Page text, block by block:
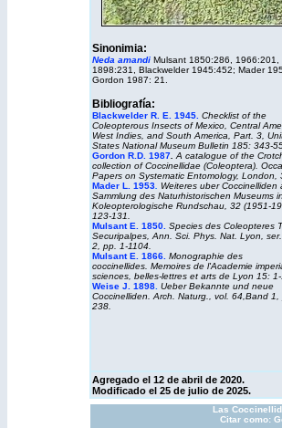
Sinonimia:
Neda amandi Mulsant 1850:286, 1966:201,
1898:231, Blackwelder 1945:452; Mader
Gordon 1987: 21.
Bibliografía:
Blackwelder R. E. 1945. Checklist of the
Coleopterous Insects of Mexico, Central
West Indies, and South America, Part. 3,
States National Museum Bulletin 185: 343-
Gordon R.D. 1987. A catalogue of the
collection of Coccinellidae (Coleoptera).
Papers on Systematic Entomology, London,
Mader L. 1953.
Weiteres uber Coccinelliden
Sammlung des Naturhistorischen Museums
Koleopterologische Rundschau, 32 (1951-
123-131.
Mulsant E. 1850. Species des Coleopteres
Securipalpes, Ann. Sci. Phys. Nat. Lyon,
2, pp. 1-1104.
Mulsant E. 1866. Monographie des
coccinellides. Memoires de l'Academie
sciences, belles-lettres et arts de Lyon 15: 1-
Weise J. 1898. Ueber Bekannte und neue
Coccinelliden. Arch. Naturg., vol. 64,Band 1,
238.
Agregado el 12 de abril de 2020.
Modificado el 25 de julio de 2025.
Las
Citar como: